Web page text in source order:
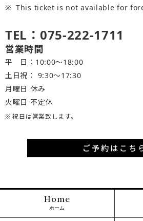
This ticket is not available for
TEL：075-222-1711
営業時間
平 日：10:00～18:00
土日祝： 9:30〜17:30
月曜日 休み
火曜日 不定休
※ 祝日は営業致します。
ご予約はこち
Home
ホーム